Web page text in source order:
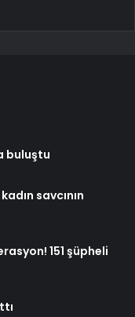
buluştu
savcının
151 şüpheli